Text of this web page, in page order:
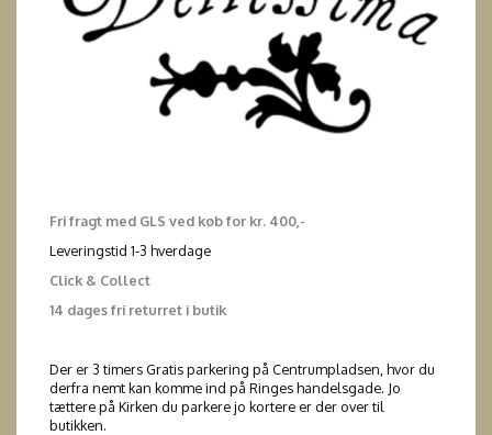
Fri fragt med GLS ved køb for kr. 400,-
Leveringstid 1-3 hverdage
Click & Collect
14 dages fri returret i butik
Der er 3 timers Gratis parkering på Centrumpladsen, hvor du
derfra nemt kan komme ind på Ringes handelsgade. Jo
tættere på Kirken du parkere jo kortere er der over til
butikken.